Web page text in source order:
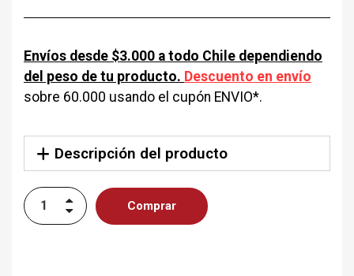
Envíos desde $3.000 a todo Chile dependiendo
del peso de tu producto. Descuento en envío
sobre 60.000 usando el cupón ENVIO*.
Descripción del producto
Comprar